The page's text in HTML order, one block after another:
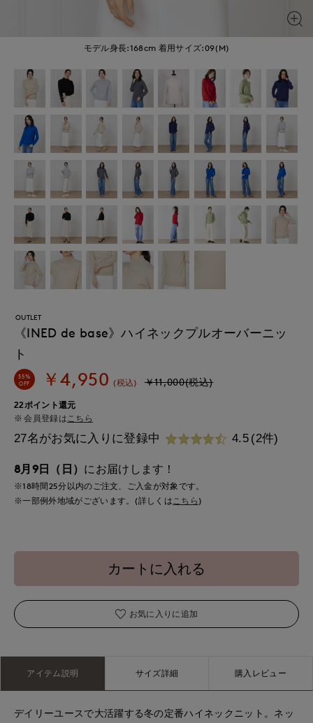
モデル身長:168cm 着用サイズ:09(M)
OUTLET
《INED de base》ハイネックプルオーバーニッ
ト
55%
OFF
￥4,950 (税込) ￥11,000(税込)
22ポイント還元
会員登録は こちら
27名がお気に入りに登録中 4.5 (2件)
8月9日（日） にお届けします！
※18時間25分以内のご注文、ご入金が対象です。
※一部例外地域がございます。(詳しくはこちら )
カートに入れる
お気に入りに追加
アイテム説明 サイズ詳細 購入レビュー
デイリーユースで大活躍する冬の定番ハイネックニット。ネッ